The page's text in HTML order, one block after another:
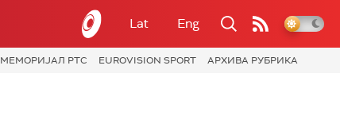
Lat Eng
МЕМОРИЈАЛ РТС EUROVISION SPORT АРХИВА РУБРИКА